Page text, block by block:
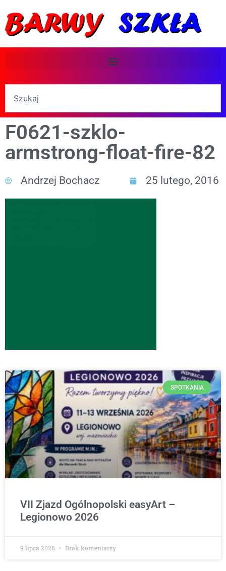
F0621-szklo-
armstrong-float-fire-82
Andrzej Bochacz 25 lutego, 2016
SPOTKANIA
VII Zjazd Ogólnopolski easyArt –
Legionowo 2026
9 lipca 2026 Brak komentarzy